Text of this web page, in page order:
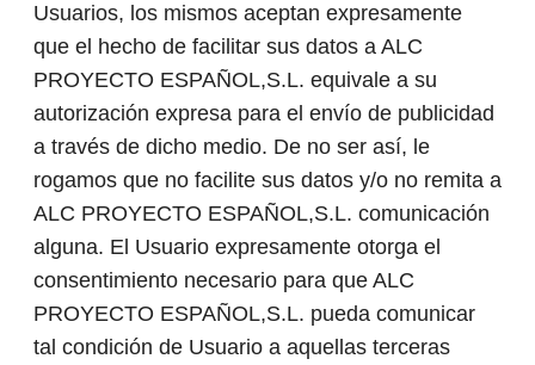
Usuarios, los mismos aceptan expresamente
que el hecho de facilitar sus datos a ALC
PROYECTO ESPAÑOL,S.L. equivale a su
autorización expresa para el envío de publicidad
a través de dicho medio. De no ser así, le
rogamos que no facilite sus datos y/o no remita a
ALC PROYECTO ESPAÑOL,S.L. comunicación
alguna. El Usuario expresamente otorga el
consentimiento necesario para que ALC
PROYECTO ESPAÑOL,S.L. pueda comunicar
tal condición de Usuario a aquellas terceras